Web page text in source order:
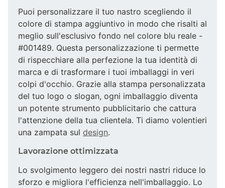
Puoi personalizzare il tuo nastro scegliendo il
colore di stampa aggiuntivo in modo che risalti al
meglio sull'esclusivo fondo nel colore blu reale -
#001489. Questa personalizzazione ti permette
di rispecchiare alla perfezione la tua identità di
marca e di trasformare i tuoi imballaggi in veri
colpi d'occhio. Grazie alla stampa personalizzata
del tuo logo o slogan, ogni imballaggio diventa
un potente strumento pubblicitario che cattura
l'attenzione della tua clientela. Ti diamo volentieri
una zampata sul design.
Lavorazione ottimizzata
Lo svolgimento leggero dei nostri nastri riduce lo
sforzo e migliora l'efficienza nell'imballaggio. Lo